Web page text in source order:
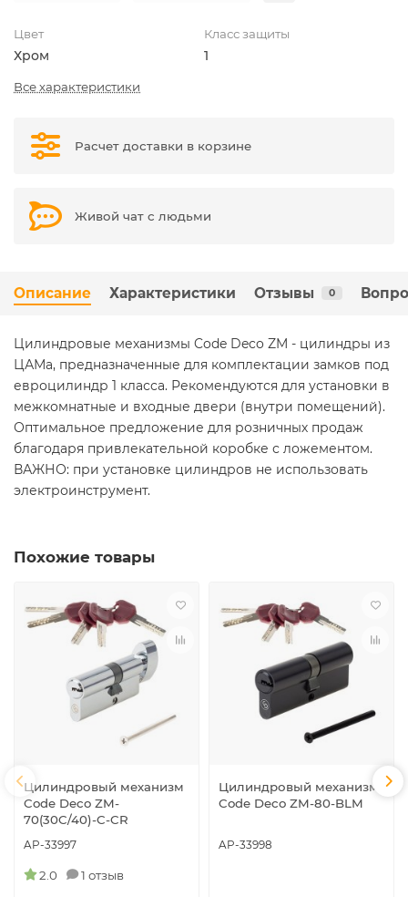
Цвет
Хром
Класс защиты
1
Все характеристики
Расчет доставки в корзине
Живой чат с людьми
Описание Характеристики Отзывы 0
Цилиндровые механизмы Code Deco ZM - цилиндры из
ЦАМа, предназначенные для комплектации замков под
евроцилиндр 1 класса. Рекомендуются для установки в
межкомнатные и входные двери (внутри помещений).
Оптимальное предложение для розничных продаж
благодаря привлекательной коробке с ложементом.
ВАЖНО: при установке цилиндров не использовать
электроинструмент.
Похожие товары
Цилиндровый механизм
Code Deco ZM-
70(30C/40)-C-CR
AP-33997
2.0 1 отзыв
Цилиндровый механизм
Code Deco ZM-80-BLM
AP-33998